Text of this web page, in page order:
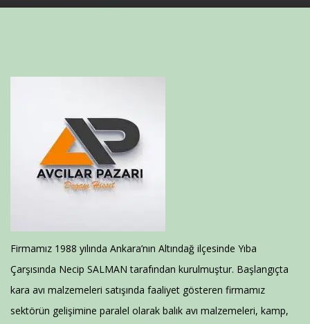
Firmamız 1988 yılında Ankara’nın Altındağ ilçesinde Yıba
Çarşısında Necip SALMAN tarafından kurulmuştur. Başlangıçta
kara avı malzemeleri satışında faaliyet gösteren firmamız
sektörün gelişimine paralel olarak balık avı malzemeleri, kamp,